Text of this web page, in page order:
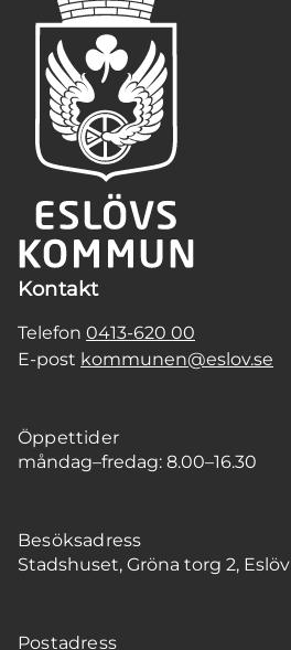
Kontakt
Telefon 0413-620 00
E-post kommunen@eslov.se
Öppettider
måndag–fredag: 8.00–16.30
Besöksadress
Stadshuset, Gröna torg 2, Eslöv
Postadress